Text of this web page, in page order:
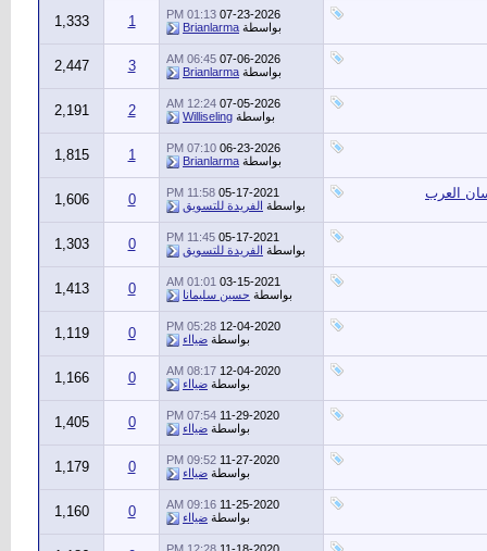
07-23-2026
01:13 PM
بواسطة Brianlarma
1
1,333
07-06-2026
06:45 AM
بواسطة Brianlarma
3
2,447
07-05-2026
12:24 AM
بواسطة Williseling
2
2,191
06-23-2026
07:10 PM
بواسطة Brianlarma
1
1,815
05-17-2021
11:58 PM
بواسطة الفريدة للتسويق 0
1,606
05-17-2021
11:45 PM
بواسطة الفريدة للتسويق 0
1,303
03-15-2021
01:01 AM
بواسطة حسين سليمانا 0
1,413
12-04-2020
05:28 PM
بواسطة ضيااء 0
1,119
12-04-2020
08:17 AM
بواسطة ضيااء 0
1,166
11-29-2020
07:54 PM
بواسطة ضيااء 0
1,405
11-27-2020
09:52 PM
بواسطة ضيااء 0
1,179
11-25-2020
09:16 AM
بواسطة ضيااء 0
1,160